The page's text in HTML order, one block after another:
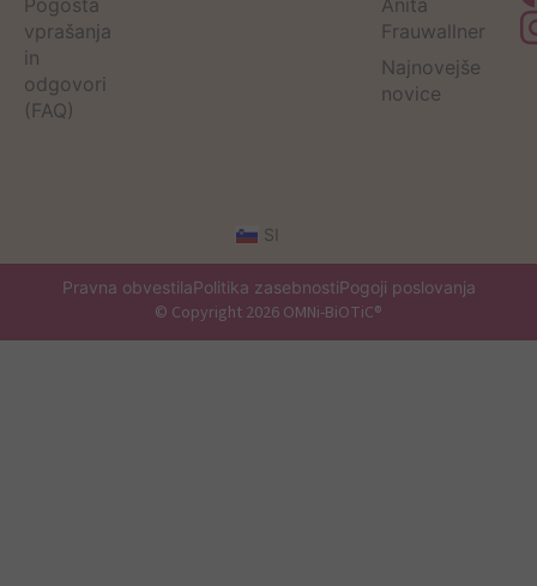
vprašanja
in
odgovori
(FAQ)
Frauwallner
Najnovejše
novice
SI
Pravna obvestilaPolitika zasebnostiPogoji poslovanja
© Copyright 2026 OMNi-BiOTiC®